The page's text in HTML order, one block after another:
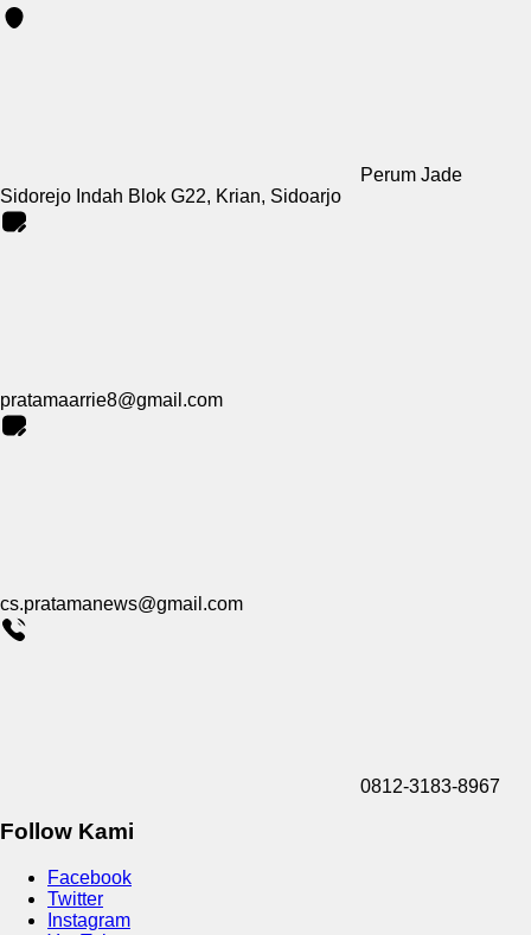
Perum Jade
Sidorejo Indah Blok G22, Krian, Sidoarjo
pratamaarrie8@gmail.com
cs.pratamanews@gmail.com
0812-3183-8967
Follow Kami
Facebook
Twitter
Instagram